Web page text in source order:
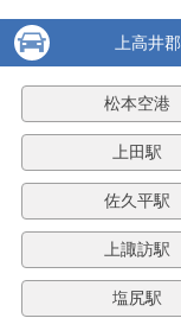
上高井
松本空港
上田駅
佐久平駅
上諏訪駅
塩尻駅